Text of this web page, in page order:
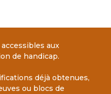
aux
de handicap.
déjà obtenues,
ou blocs de